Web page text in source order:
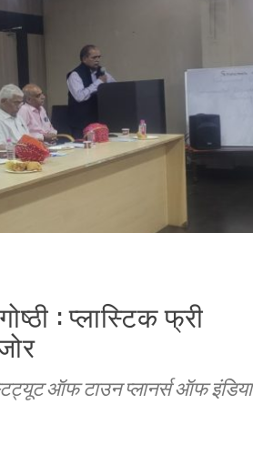
: प्लास्टिक फ्री
ऑफ टाउन प्लानर्स ऑफ इंडिया